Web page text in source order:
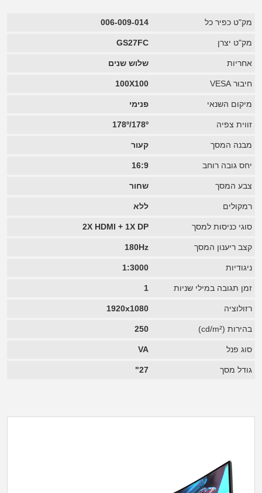
מק"ט כפיר כל 006-009-014
מק"ט יצרן GS27FC
אחריות שלוש שנים
חיבור VESA 100X100
מיקום השנאי פנימי
זווית צפיה 178º/178º
מבנה המסך קעור
יחס גובה רוחב 16:9
צבע המסך שחור
רמקולים ללא
סוגי כניסות למסך 2X HDMI + 1X DP
קצב ריענון המסך 180Hz
ניגודיות 1:3000
זמן תגובה במילי שניות 1
רזולוציה 1920x1080
בהירות (cd/m²) 250
סוג פנל VA
גודל מסך 27"